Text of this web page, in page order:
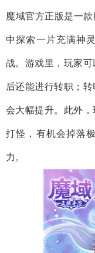
魔域官方正版是一
中探索一片充满神
战。游戏里，玩家
后还能进行转职；
会大幅提升。此外，
打怪，有机会掉落
力。